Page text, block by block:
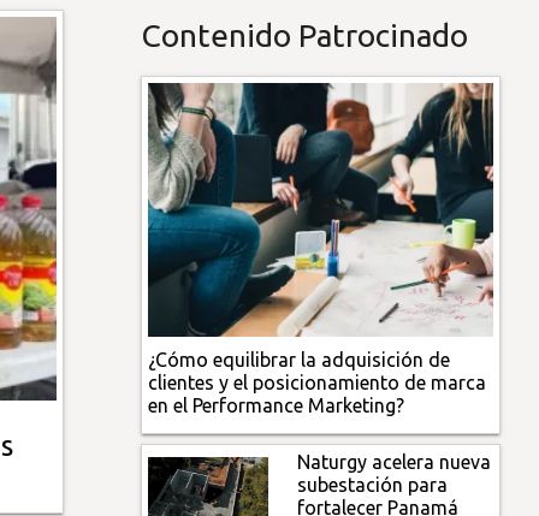
Contenido Patrocinado
¿Cómo equilibrar la adquisición de
clientes y el posicionamiento de marca
en el Performance Marketing?
Naturgy acelera nueva
subestación para
fortalecer Panamá